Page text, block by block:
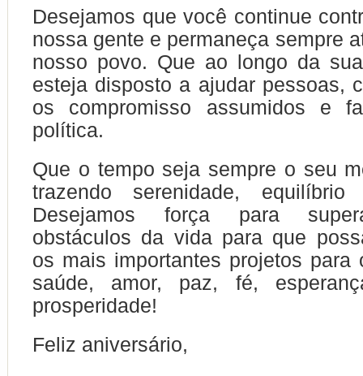
Desejamos que você continue
nossa gente e permaneça sempre
nosso povo. Que ao longo da
esteja disposto a ajudar pessoas,
os compromisso assumidos e
política.
Que o tempo seja sempre o seu
trazendo serenidade,
Desejamos força para
obstáculos da vida para que
os mais importantes projetos para
saúde, amor, paz, fé,
prosperidade!
Feliz aniversário,